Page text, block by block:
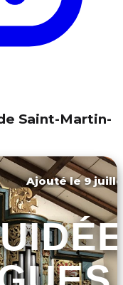
Saint-Martin-
Ajouté le 9